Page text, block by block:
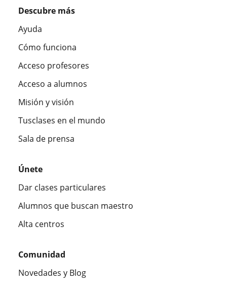
Descubre más
Ayuda
Cómo funciona
Acceso profesores
Acceso a alumnos
Misión y visión
Tusclases en el mundo
Sala de prensa
Únete
Dar clases particulares
Alumnos que buscan maestro
Alta centros
Comunidad
Novedades y Blog